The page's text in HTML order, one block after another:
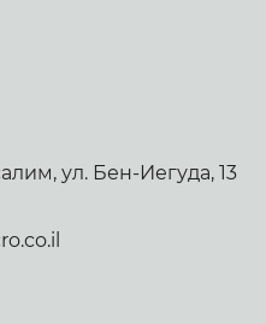
ул. Бен-Иегуда, 13